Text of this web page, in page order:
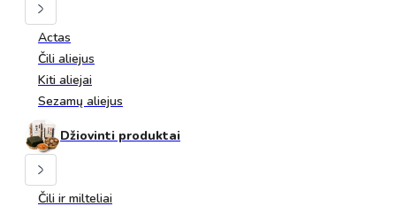
Actas
Čili aliejus
Kiti aliejai
Sezamų aliejus
Džiovinti produktai
Čili ir milteliai